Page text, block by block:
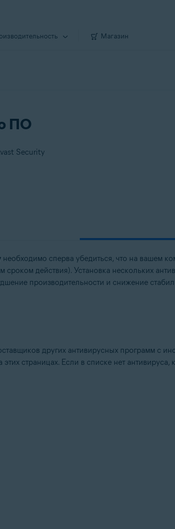
Магазин
ПО
Security
необходимо сперва убедиться, что на вашем
действия). Установка нескольких
производительности и снижение
других антивирусных программ с
страницах. Если в списке нет